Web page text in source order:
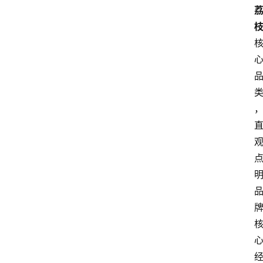
荔
枝
核
心
品
类
，
直
观
点
明
品
牌
核
心
经